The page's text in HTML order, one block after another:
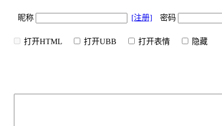
昵称 [注册] 密码
打开HTML 打开UBB 打开表情 隐